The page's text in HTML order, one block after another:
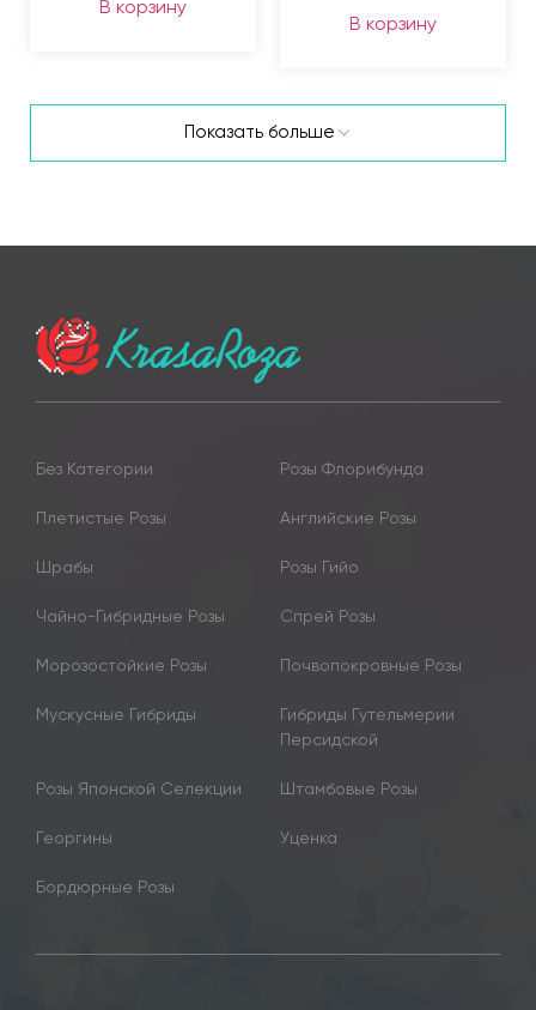
В корзину
В корзину
Показать больше
Без Категории Розы Флорибунда
Плетистые Розы Английские Розы
Шрабы Розы Гийо
Чайно-Гибридные Розы Спрей Розы
Морозостойкие Розы Почвопокровные Розы
Мускусные Гибриды
Гибриды Гутельмерии
Персидской
Розы Японской Селекции Штамбовые Розы
Георгины Уценка
Бордюрные Розы